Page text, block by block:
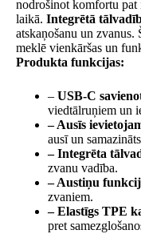
nodrošinot komfortu pat
laikā. Integrētā
atskaņošanu un
meklē vienkāršas un
Produkta funkcijas:
– USB-C
viedtālruņiem un
– Ausīs
ausī un
– Integrēta
zvanu vadība.
– Austiņu
zvaniem.
– Elastīgs TPE
pret